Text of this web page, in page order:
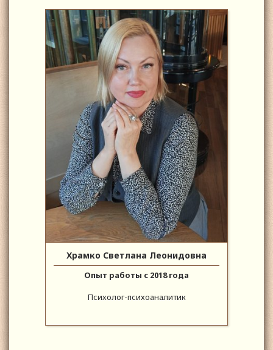
Храмко Светлана Леонидовна
Опыт работы с 2018 года
Психолог-психоаналитик